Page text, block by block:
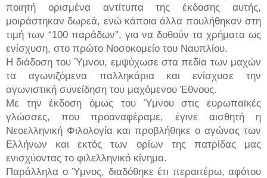
ποιητή ορισμένα αντίτυπα της έκδοσης αυτής,
μοιράστηκαν δωρεά, ενώ κάποια άλλα πουλήθηκαν στη
τιμή των “100 παράδων”, για να δοθούν τα χρήματα ως
ενίσχυση, στο πρώτο Νοσοκομείο του Ναυπλίου.
Η διάδοση του Ύμνου, εμψύχωσε στα πεδία των μαχών
τα αγωνιζόμενα παλληκάρια και ενίσχυσε την
αγωνιστική συνείδηση του μαχόμενου Έθνους.
Με την έκδοση όμως του Ύμνου στις ευρωπαϊκές
γλώσσες, που προαναφέραμε, έγινε αισθητή η
Νεοελληνική Φιλολογία και προβλήθηκε ο αγώνας των
Ελλήνων και εκτός των ορίων της πατρίδας μας
ενισχύοντας το φιλελληνικό κίνημα.
Παράλληλα ο Ύμνος, διαδόθηκε έτι περαιτέρω, αφότου